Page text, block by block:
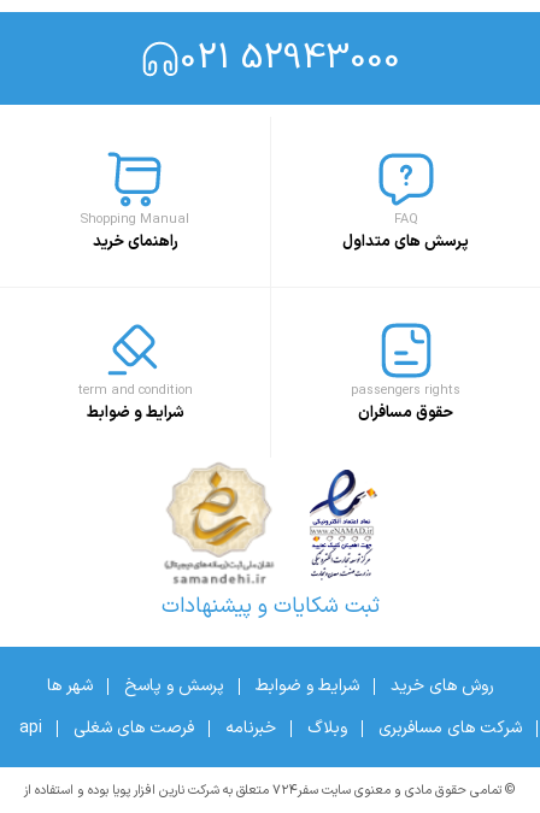
021 52943000
FAQ
پرسش های متداول
Shopping Manual
راهنمای خرید
passengers rights
حقوق مسافران
term and condition
شرایط و ضوابط
ثبت شکایات و پیشنهادات
روش های خرید شرایط و ضوابط پرسش و پاسخ
شهر ها
شرکت های مسافربری
وبلاگ خبرنامه فرصت های شغلی api
© تمامی حقوق مادی و معنوی سایت سفر۷۲۴ متعلق به شرکت نارین افزار پویا بوده و استفاده از